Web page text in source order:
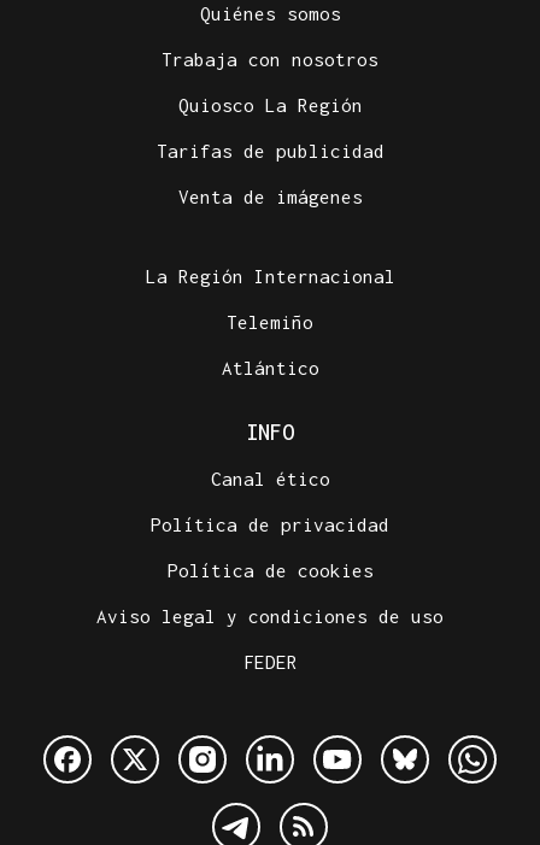
Quiénes somos
Trabaja con nosotros
Quiosco La Región
Tarifas de publicidad
Venta de imágenes
La Región Internacional
Telemiño
Atlántico
INFO
Canal ético
Política de privacidad
Política de cookies
Aviso legal y condiciones de uso
FEDER